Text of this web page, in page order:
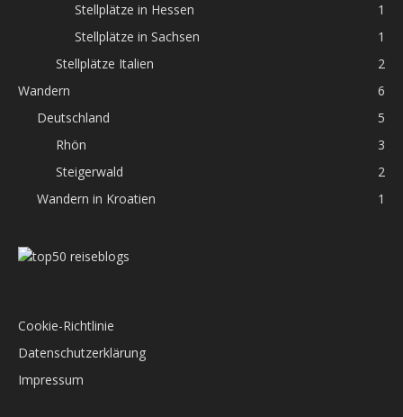
Stellplätze in Hessen
1
Stellplätze in Sachsen
1
Stellplätze Italien
2
Wandern
6
Deutschland
5
Rhön
3
Steigerwald
2
Wandern in Kroatien
1
Cookie-Richtlinie
Datenschutzerklärung
Impressum